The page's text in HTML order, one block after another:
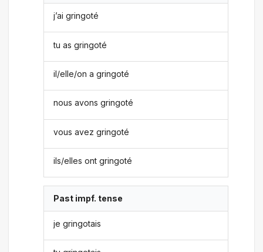
j’ai gringoté
tu as gringoté
il/elle/on a gringoté
nous avons gringoté
vous avez gringoté
ils/elles ont gringoté
Past impf. tense
je gringotais